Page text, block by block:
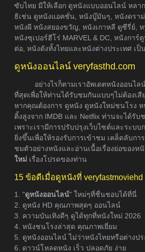
ซับไทย มีให้เลือก ดูหนังแบบออนไลน์ หลา
ธิเช่น ดูหนังแอคชั่น, หนังบู๊มันๆ, หนังดรา
หนังผี หนังสยองขวัญ, หนังเกาหลี ดูซีรี่ย์,
หนังซุเปอร์ฮีโร่ MARVEL & DC, หนังกา
ต่อ, หนังดังทั้งไทยและหนังต่างประเทศ เป็
ดูหนังออนไลน์ veryfasthd.com
อย่างไรก็ตามเราอัพเดตหนังออนไล
ที่สุดเพื่อให้ท่านได้รับชมกันแบบๆไม่ต้องเสี
หากคุณต้องการ ดูหนัง ดูหนังใหม่ชนโรง
ติ้งสูงจาก IMDB และ Netflix ท่านจะได้รั
เพราะเรามีการปรับปรุงเว็บไซต์และระบบ
ยิ่งขึ้นเพื่อให้รองรับการเข้าชม เคล็ดลับก
ชมตัวอย่างหนังและอ่านเนื้อเรื่องย่อของห
ใหม่ เรื่องโปรดของท่าน
15 ข้อดีเมื่อดูหนังที่ veryfastmoviehd
1. "ดูหนังออนไลน์" ใหม่ๆที่ชื่นชอบได้ที่นี่
2. ดูหนัง HD คุณภาพสุดๆ ออนไลน์
3. ความบันเทิงดีๆ ดูได้ทุกที่หนังใหม่ 2026
4. หนังชนโรงล่าสุด คุณภาพเยี่ยม
5. ดูหนังออนไลน์ ไม่ว่าหนังไทยหรือต่างปร
6. ดาวน์โหลดหนัง เร็ว ปลอดภัย ง่าย